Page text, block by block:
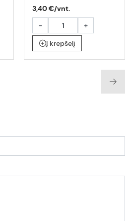
3,40 €/vnt.
-
+
Į krepšelį